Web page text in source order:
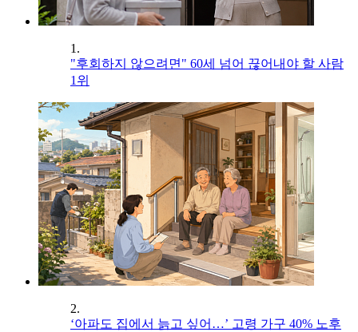
1.
"후회하지 않으려면" 60세 넘어 끊어내야 할 사람
1위
2.
‘아파도 집에서 늙고 싶어…’ 고령 가구 40% 노후